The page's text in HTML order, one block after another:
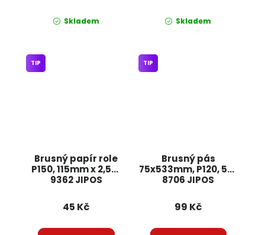
Skladem Skladem
Brusný papír role
P150, 115mm x 2,5m
9362 JIPOS
TIP
45 Kč
Brusný pás
75x533mm, P120, 5ks
8706 JIPOS
TIP
99 Kč